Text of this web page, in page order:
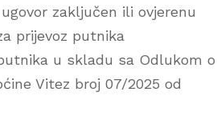
zaključen ili ovjerenu
prijevoz putnika
u skladu sa Odlukom o
Vitez broj 07/2025 od